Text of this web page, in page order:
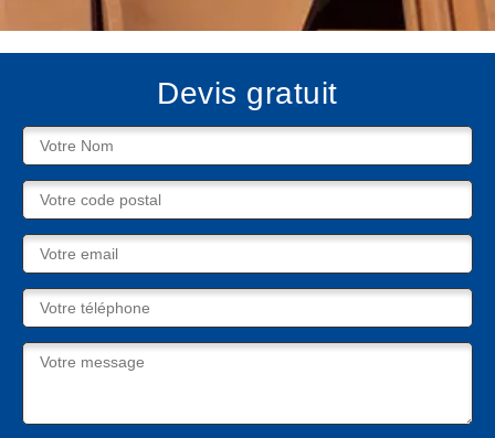
Devis gratuit